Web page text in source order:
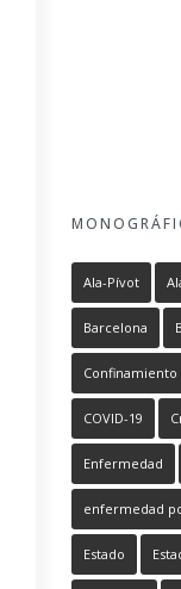
Ala-Pívot
Barcelona
Confinamiento
COVID-19
Enfermedad
enfermedad
Estado